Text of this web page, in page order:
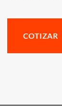
COTIZAR